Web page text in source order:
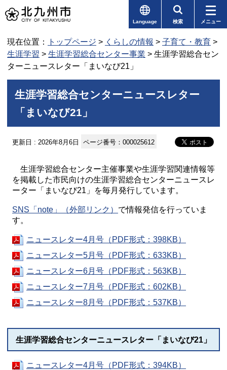
Language 検索 メニュー
現在位置： トップページ > くらしの情報 > 子育て・教育 >
生涯学習 > 生涯学習総合センター事業 > 生涯学習総合セン
ターニュースレター「まいなび21」
生涯学習総合センターニュースレター
「まいなび21」
更新日 : 2026年8月6日 ページ番号：000025612
生涯学習総合センター主催事業や生涯学習関連情報等
を掲載した市民向けの生涯学習総合センターニュースレ
ーター「まいなび21」を毎月発行しています。
SNS「note」（外部リンク） で情報発信を行っていま
す。
ニュースレター4月号（PDF形式：398KB）
ニュースレター5月号（PDF形式：633KB）
ニュースレター6月号（PDF形式：563KB）
ニュースレター7月号（PDF形式：602KB）
ニュースレター8月号（PDF形式：537KB）
生涯学習総合センターニュースレター「まいなび21」
ニュースレター4月号（PDF形式：394KB）